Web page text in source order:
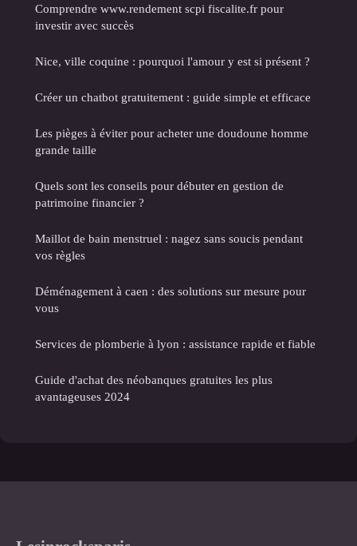
Comprendre www.rendement scpi fiscalite.fr pour
investir avec succès
Nice, ville coquine : pourquoi l'amour y est si présent ?
Créer un chatbot gratuitement : guide simple et efficace
Les pièges à éviter pour acheter une doudoune homme
grande taille
Quels sont les conseils pour débuter en gestion de
patrimoine financier ?
Maillot de bain menstruel : nagez sans soucis pendant
vos règles
Déménagement à caen : des solutions sur mesure pour
vous
Services de plomberie à lyon : assistance rapide et fiable
Guide d'achat des néobanques gratuites les plus
avantageuses 2024